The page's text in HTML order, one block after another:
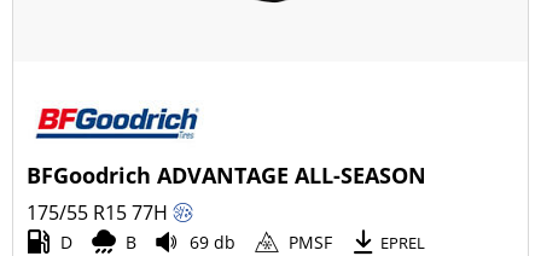
BFGoodrich ADVANTAGE ALL-SEASON
175/55 R1577H
D B 69 db PMSF EPREL